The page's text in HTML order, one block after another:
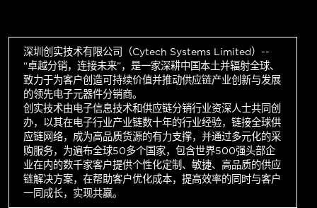
深圳创实技术有限公司（Cytech Systems Limited）--
“卓越分销，连接未来”，是一家深耕中国本土并辐射全球、
致力于为客户创造可持续价值并推动供应链产业创新与发展
的领先电子元器件分销商。
创实技术由电子信息技术和供应链分销行业资深人士共同创
办，以其在电子行业产业链数十年的行业经验，链接全球供
应链网络，成为高品质货源的有力支撑，并通过多元化的采
购服务，为遍布全球50多个国家，包含世界500强头部企
业在内的数千家客户提供个性化定制、敏捷、高品质的供应
链解决方案，在帮助客户优化成本，提高效率的同时与客户
一同成长，实现共赢。